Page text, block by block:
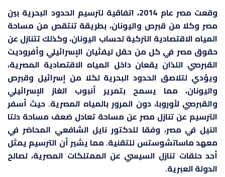
وقعت مصر عام 2014، اتفاقية لترسيم الحدود البحرية بين
مصر وكلا من قبرص واليونان، بطريقة تنتقص من مساحة
المياه الاقتصادية التركية لحساب اليونان، وكذلك تتنازل عن
حقوق مصر في كل من حقل ليفثيان الإسرائيلي وأفروديت
القبرصي اللذان يقعان داخل المياه الاقتصادية المصرية،
ويؤدي لتلاصق الحدود البحرية لكلا من إسرائيل وقبرص
واليونان، مما يسمح بتمرير أنبوب الغاز الإسرائيلي
والقبرصي لأوروبا، دون المرور بالمياه المصرية. حيث أسفر
الترسيم عن تنازل مصر عن مساحة تعادل ضعف مساحة دلتا
النيل في مصر، وفقا للدكتور نايل الشافعي المحاضر في
معهد ماساتشوستس للتقنية. مما يشير أن الترسيم يمثل
أحد حلقات تنازل السيسي عن الممتلكات المصرية، لصالح
الدولة العبرية.